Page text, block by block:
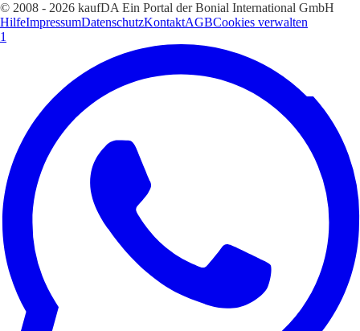
© 2008 - 2026 kaufDA Ein Portal der Bonial International GmbH
HilfeImpressumDatenschutzKontaktAGBCookies verwalten
1